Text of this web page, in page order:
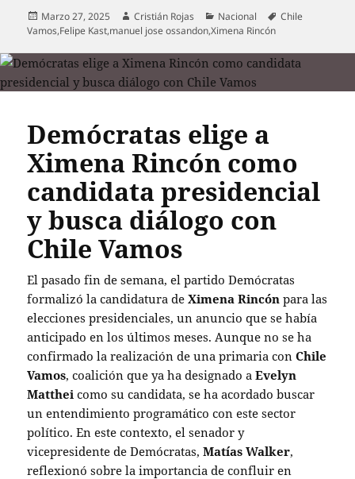
Publicado
el
Marzo 27, 2025 Autor
Cristián Rojas Categorías
Nacional Etiquetas
Chile
Vamos,Felipe Kast,manuel jose ossandon,Ximena Rincón
Demócratas elige a
Ximena Rincón como
candidata presidencial
y busca diálogo con
Chile Vamos
El pasado fin de semana, el partido Demócratas
formalizó la candidatura deXimena Rincón para las
elecciones presidenciales, un anuncio que se había
anticipado en los últimos meses. Aunque no se ha
confirmado la realización de una primaria conChile
Vamos, coalición que ya ha designado aEvelyn
Matthei como su candidata, se ha acordado buscar
un entendimiento programático con este sector
político. En este contexto, el senador y
vicepresidente de Demócratas,Matías Walker,
reflexionó sobre la importancia de confluir en